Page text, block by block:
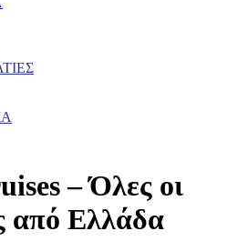
– Όλες οι
από Ελλάδα